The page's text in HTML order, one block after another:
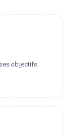
objectifs :